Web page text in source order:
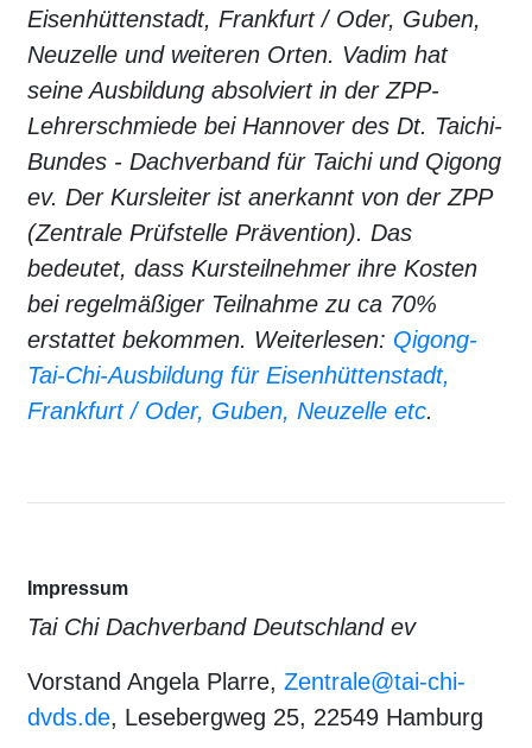
Eisenhüttenstadt, Frankfurt / Oder, Guben,
Neuzelle und weiteren Orten. Vadim hat
seine Ausbildung absolviert in der ZPP-
Lehrerschmiede bei Hannover des Dt. Taichi-
Bundes - Dachverband für Taichi und Qigong
ev. Der Kursleiter ist anerkannt von der ZPP
(Zentrale Prüfstelle Prävention). Das
bedeutet, dass Kursteilnehmer ihre Kosten
bei regelmäßiger Teilnahme zu ca 70%
erstattet bekommen. Weiterlesen: Qigong-
Tai-Chi-Ausbildung für Eisenhüttenstadt,
Frankfurt / Oder, Guben, Neuzelle etc.
Impressum
Tai Chi Dachverband Deutschland ev
Vorstand Angela Plarre, Zentrale@tai-chi-
dvds.de, Lesebergweg 25, 22549 Hamburg